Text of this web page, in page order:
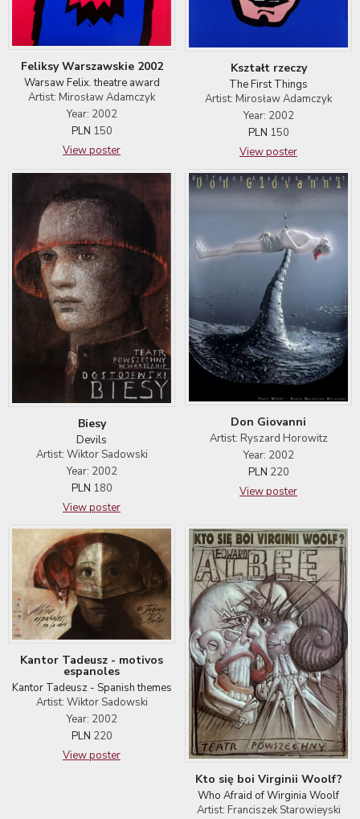
Feliksy Warszawskie 2002
Warsaw Felix. theatre award
Artist: Mirosław Adamczyk
Year: 2002
PLN 150
View poster
Kształt rzeczy
The First Things
Artist: Mirosław Adamczyk
Year: 2002
PLN 150
View poster
Biesy
Devils
Artist: Wiktor Sadowski
Year: 2002
PLN 180
View poster
Don Giovanni
Artist: Ryszard Horowitz
Year: 2002
PLN 220
View poster
Kantor Tadeusz - motivos
espanoles
Kantor Tadeusz - Spanish themes
Artist: Wiktor Sadowski
Year: 2002
PLN 220
View poster
Kto się boi Virginii Woolf?
Who Afraid of Wirginia Woolf
Artist: Franciszek Starowieyski